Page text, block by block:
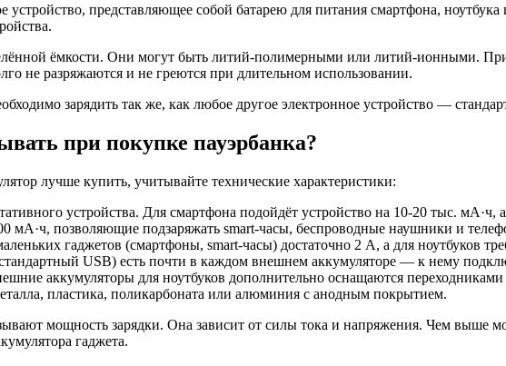
представляющее собой батарею для питания смартфона, ноутбука
ёмкости. Они могут быть литий-полимерными или литий-ионными.
не разряжаются и не греются при длительном использовании.
зарядить так же, как любое другое электронное устройство —
при покупке пауэрбанка?
лучше купить, учитывайте технические характеристики:
устройства. Для смартфона подойдёт устройство на 10-20 тыс.
мА·ч, позволяющие подзаряжать smart-часы, беспроводные наушники и
гаджетов (смартфоны, smart-часы) достаточно 2 А, а для ноутбуков
USB) есть почти в каждом внешнем аккумуляторе — к нему
аккумуляторы для ноутбуков дополнительно оснащаются переходниками
пластика, поликарбоната или алюминия с анодным покрытием.
мощность зарядки. Она зависит от силы тока и напряжения. Чем выше
гаджета.